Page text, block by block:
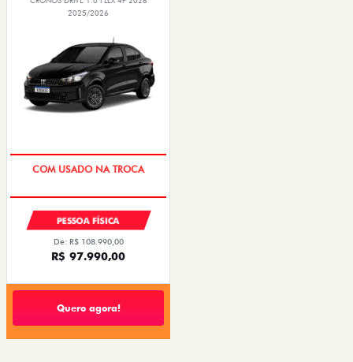
2025/2026
SUPER DESCONTO
PESSOA FÍSICA
De: R$ 108.990,00
R$ 97.990,00
Quero agora!